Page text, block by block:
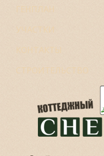
ГЕНПЛАН
УЧАСТКИ
КОНТАКТЫ
СТРОИТЕЛЬСТВО